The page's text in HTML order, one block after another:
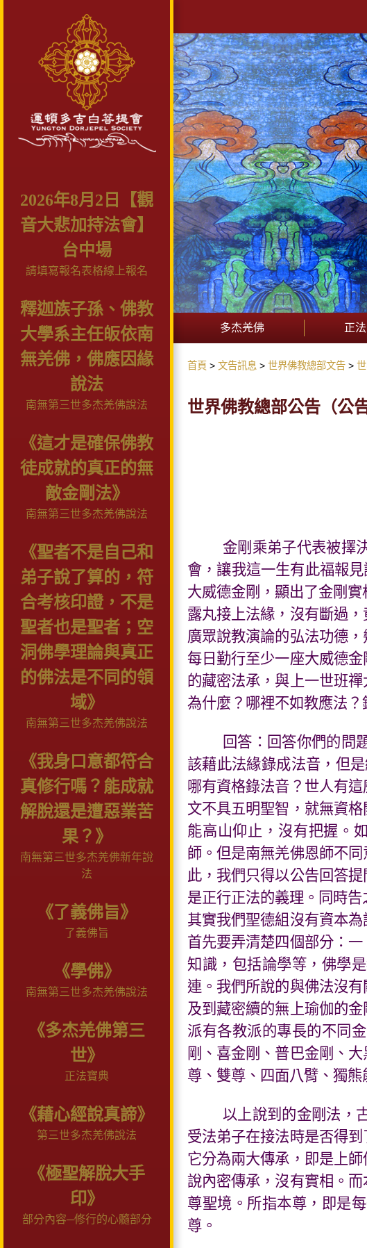
2026年8月2日【觀
音大悲加持法會】
台中場
請填寫報名表格線上報名
釋迦族子孫、佛教
大學系主任皈依南
無羌佛，佛應因緣
說法
南無第三世多杰羌佛說法
《這才是確保佛教
徒成就的真正的無
敵金剛法》
南無第三世多杰羌佛說法
《聖者不是自己和
弟子說了算的，符
合考核印證，不是
聖者也是聖者；空
洞佛學理論與真正
的佛法是不同的領
域》
南無第三世多杰羌佛說法
《我身口意都符合
真修行嗎？能成就
解脫還是遭惡業苦
果？》
南無第三世多杰羌佛新年說
法
《了義佛旨》
了義佛旨
《學佛》
南無第三世多杰羌佛說法
《多杰羌佛第三
世》
正法寶典
《藉心經說真諦》
第三世多杰羌佛說法
《極聖解脫大手
印》
部分內容─修行的心髓部分
多杰羌佛 正
首頁 文告訊息 世界佛教總部文告
世界佛教總部公告（公
金剛乘弟子代表被擇
會，讓我這一生有此福報
大威德金剛，顯出了金剛實
露丸接上法緣，沒有斷過
廣眾說教演論的弘法功德
每日勤行至少一座大威德
的藏密法承，與上一世班
為什麼？哪裡不如教應法
回答：回答你們的問
該藉此法緣錄成法音，但
哪有資格錄法音？世人有
文不具五明聖智，就無資
能高山仰止，沒有把握。
師。但是南無羌佛恩師不
此，我們只得以公告回答
是正行正法的義理。同時
其實我們聖德組沒有資本
首先要弄清楚四個部分：
知識，包括論學等，佛學
連。我們所說的與佛法沒
及到藏密續的無上瑜伽的
派有各教派的專長的不同
剛、喜金剛、普巴金剛、
尊、雙尊、四面八臂、獨熊
以上說到的金剛法，
受法弟子在接法時是否得
它分為兩大傳承，即是上
說內密傳承，沒有實相。
尊聖境。所指本尊，即是
尊。